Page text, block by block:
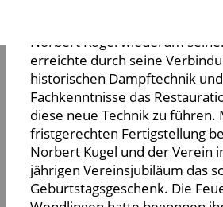
Norbert Kugel wiederum
erreichte durch seine
historischen Dampftechnik
Fachkenntnisse das
diese neue Technik zu führen.
fristgerechten Fertigstellung
Norbert Kugel und der Verein
jährigen Vereinsjubiläum das
Geburtstagsgeschenk. Die